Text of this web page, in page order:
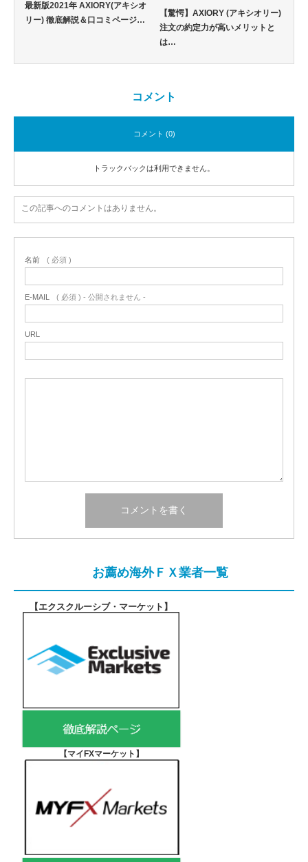
最新版2021年 AXIORY(アキシオ
リー) 徹底解説＆口コミページ…
【驚愕】AXIORY (アキシオリー)
注文の約定力が高いメリットと
は…
コメント
コメント (0)
トラックバックは利用できません。
この記事へのコメントはありません。
名前 ( 必須 )
E-MAIL ( 必須 ) - 公開されません -
URL
お薦め海外ＦＸ業者一覧
【エクスクルーシブ・マーケット 】
【マイFXマーケット 】